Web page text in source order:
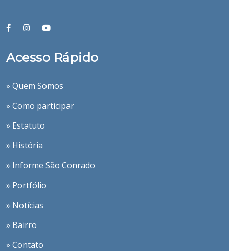
Acesso Rápido
» Quem Somos
» Como participar
» Estatuto
» História
» Informe São Conrado
» Portfólio
» Notícias
» Bairro
» Contato